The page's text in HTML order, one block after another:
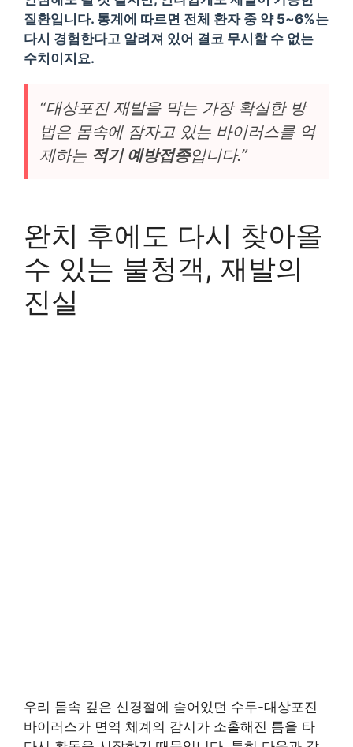
질환입니다. 통계에 따르면 전체 환자 중 약 5~6%는
다시 경험한다고 알려져 있어 결코 무시할 수 없는
수치이지요.
“대상포진 재발을 막는 가장 확실한 방
법은 몸속에 잠자고 있는 바이러스를 억
제하는 적기 예방접종입니다.”
완치 후에도 다시 찾아올
수 있는 불청객, 재발의
진실
우리 몸속 깊은 신경절에 숨어있던 수두-대상포진
바이러스가 면역 체계의 감시가 소홀해진 틈을 타